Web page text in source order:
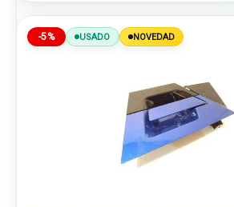
-5% USADO NOVEDAD